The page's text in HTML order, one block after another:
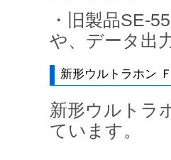
・旧製品SE-
や、データ出
新形ウルトラホン
新形ウルトラ
ています。